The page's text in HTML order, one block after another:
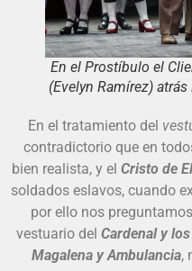
En el Prostíbulo el
(Evelyn Ramírez)
En el tratamiento del
contradictorio que en
bien realista, y el Cristo de
soldados eslavos, cuando
por ello nos
vestuario del Cardenal y
Magalena y Ambulancia,